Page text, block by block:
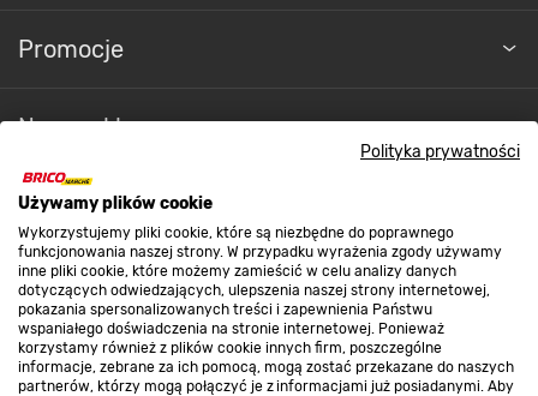
Polityka prywatności
Używamy plików cookie
Wykorzystujemy pliki cookie, które są niezbędne do poprawnego
funkcjonowania naszej strony. W przypadku wyrażenia zgody używamy
inne pliki cookie, które możemy zamieścić w celu analizy danych
dotyczących odwiedzających, ulepszenia naszej strony internetowej,
pokazania spersonalizowanych treści i zapewnienia Państwu
wspaniałego doświadczenia na stronie internetowej. Ponieważ
korzystamy również z plików cookie innych firm, poszczególne
informacje, zebrane za ich pomocą, mogą zostać przekazane do naszych
partnerów, którzy mogą połączyć je z informacjami już posiadanymi. Aby
Promocje
Nasze sklepy
O nas
Kontakt do sklepu
Strefa biznesu